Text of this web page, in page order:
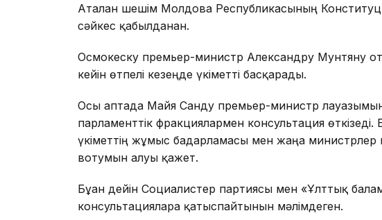
Аталған шешім Молдова Республикасының
сәйкес қабылданған.
Осмокеску премьер-министр Александру Мунтяну
кейін өтпелі кезеңде үкіметті басқарады.
Осы аптада Майя Санду премьер-министр
парламенттік фракциялармен консультация
үкіметтің жұмыс бағдарламасы мен жаңа министрлер
вотумын алуы қажет.
Бұған дейін Социалистер партиясы мен «Ұлттық
консультацияларға қатыспайтынын мәлімдеген.